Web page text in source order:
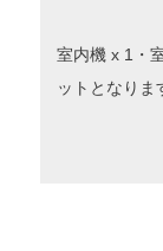
室内機 x 1・
ットとなりま